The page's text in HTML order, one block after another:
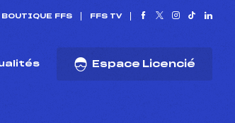
BOUTIQUE FFS FFS TV
Espace Licencié